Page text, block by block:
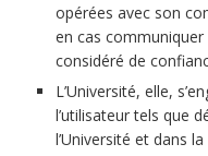
opérées avec son
en cas
considéré de
L’Université, elle,
l’utilisateur tels que
l’Université et dans la